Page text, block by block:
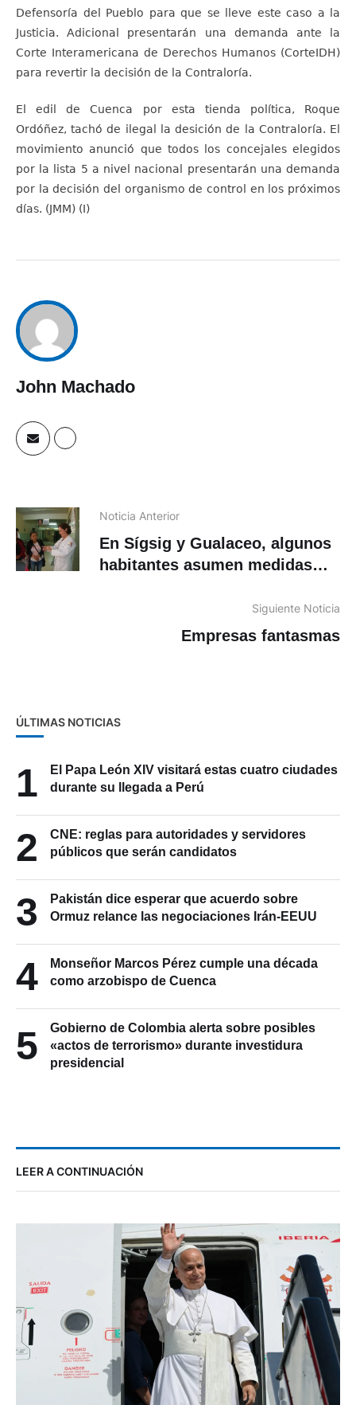
Defensoría del Pueblo para que se lleve este caso a la
Justicia. Adicional presentarán una demanda ante la
Corte Interamericana de Derechos Humanos (CorteIDH)
para revertir la decisión de la Contraloría.
El edil de Cuenca por esta tienda política, Roque
Ordóñez, tachó de ilegal la desición de la Contraloría. El
movimiento anunció que todos los concejales elegidos
por la lista 5 a nivel nacional presentarán una demanda
por la decisión del organismo de control en los próximos
días. (JMM) (I)
John Machado
Noticia Anterior
En Sígsig y Gualaceo, algunos
habitantes asumen medidas
Siguiente Noticia
Empresas fantasmas
ÚLTIMAS NOTICIAS
1
El Papa León XIV visitará estas cuatro ciudades
durante su llegada a Perú
2
CNE: reglas para autoridades y servidores
públicos que serán candidatos
3
Pakistán dice esperar que acuerdo sobre
Ormuz relance las negociaciones Irán-EEUU
4
Monseñor Marcos Pérez cumple una década
como arzobispo de Cuenca
5
Gobierno de Colombia alerta sobre posibles
«actos de terrorismo» durante investidura
presidencial
LEER A CONTINUACIÓN